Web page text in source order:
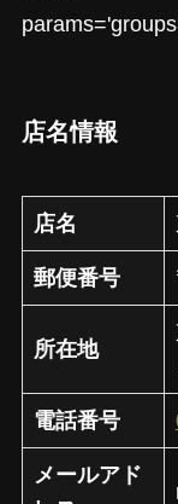
店名情報
店名
郵便番号
所在地
電話番号
メールアド